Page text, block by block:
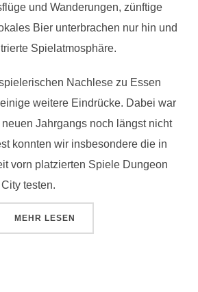
und Wanderungen, zünftige
Bier unterbrachen nur hin und
Spielatmosphäre.
Nachlese zu Essen
weitere Eindrücke. Dabei war
Jahrgangs noch längst nicht
konnten wir insbesondere die in
vorn platzierten Spiele Dungeon
testen.
MEHR ÜBER „SPIEL ’09: NACHLESE“
LESEN